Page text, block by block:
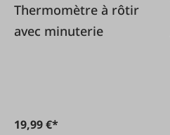
Thermomètre à rôtir
avec minuterie
19,99 €*